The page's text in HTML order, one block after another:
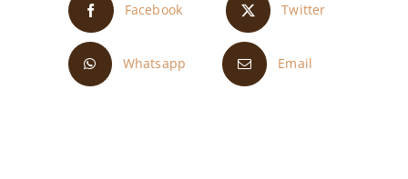
Facebook Twitter
Whatsapp Email